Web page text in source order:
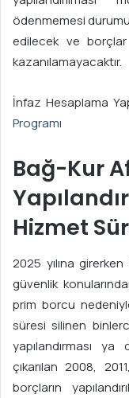
ödenmemesi
edilecek ve
kazanılamayacaktır.
İnfaz Hesaplama
Programı
Bağ-Kur
Hizmet
2025 yılına
güvenlik
prim borcu
süresi silinen
yapılandırması
çıkarılan 2008,
borçların